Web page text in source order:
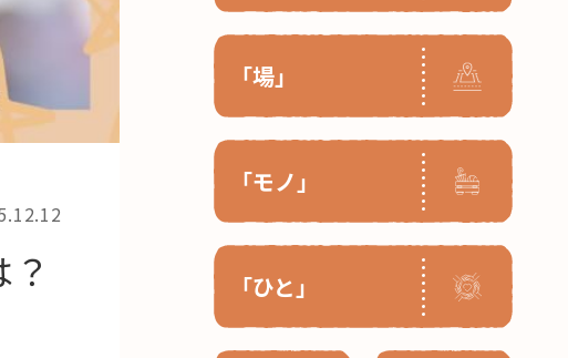
「場」
「モノ」
「ひと」